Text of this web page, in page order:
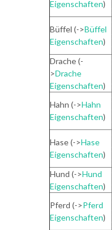
Eigenschaften)
Büffel (->Büffel
Eigenschaften)
Drache (-
>Drache
Eigenschaften)
Hahn (->Hahn
Eigenschaften)
Hase (->Hase
Eigenschaften)
Hund (->Hund
Eigenschaften)
Pferd (->Pferd
Eigenschaften)